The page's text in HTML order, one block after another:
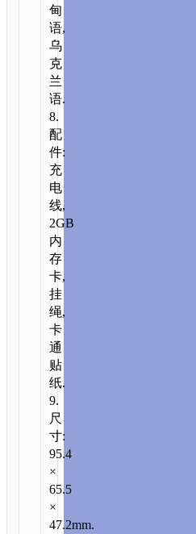
甸
语,
乌
克
兰
语.
8.
配
件:
充
电
线,
2GB
内
存
卡,
挂
绳,
卡
通
贴
纸.
9.
尺
寸:
95.4
×
65.5
×
47.2mm.